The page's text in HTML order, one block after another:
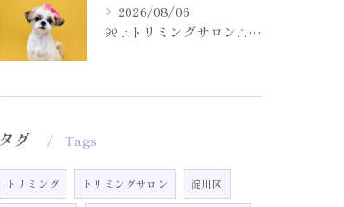
2026/08/06
୨୧ ∴トリミングサロン∴ ୨୧
タグ Tags
トリミング トリミングサロン 淀川区